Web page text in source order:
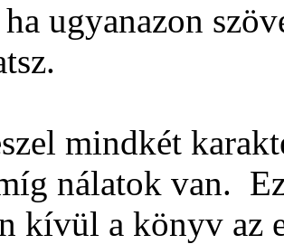
ugyanazon
mindkét
nálatok van.
kívül a könyv az